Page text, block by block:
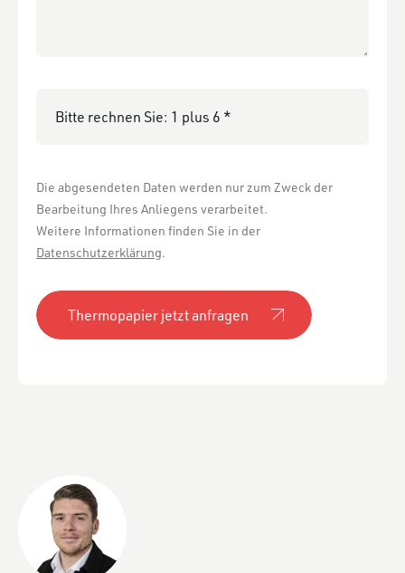
Die abgesendeten Daten werden nur zum Zweck der
Bearbeitung Ihres Anliegens verarbeitet.
Weitere Informationen finden Sie in der
Datenschutzerklärung.
Thermopapier jetzt anfragen